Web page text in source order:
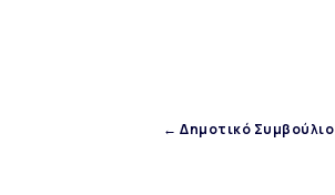
← Δημοτικό Συμβούλιο